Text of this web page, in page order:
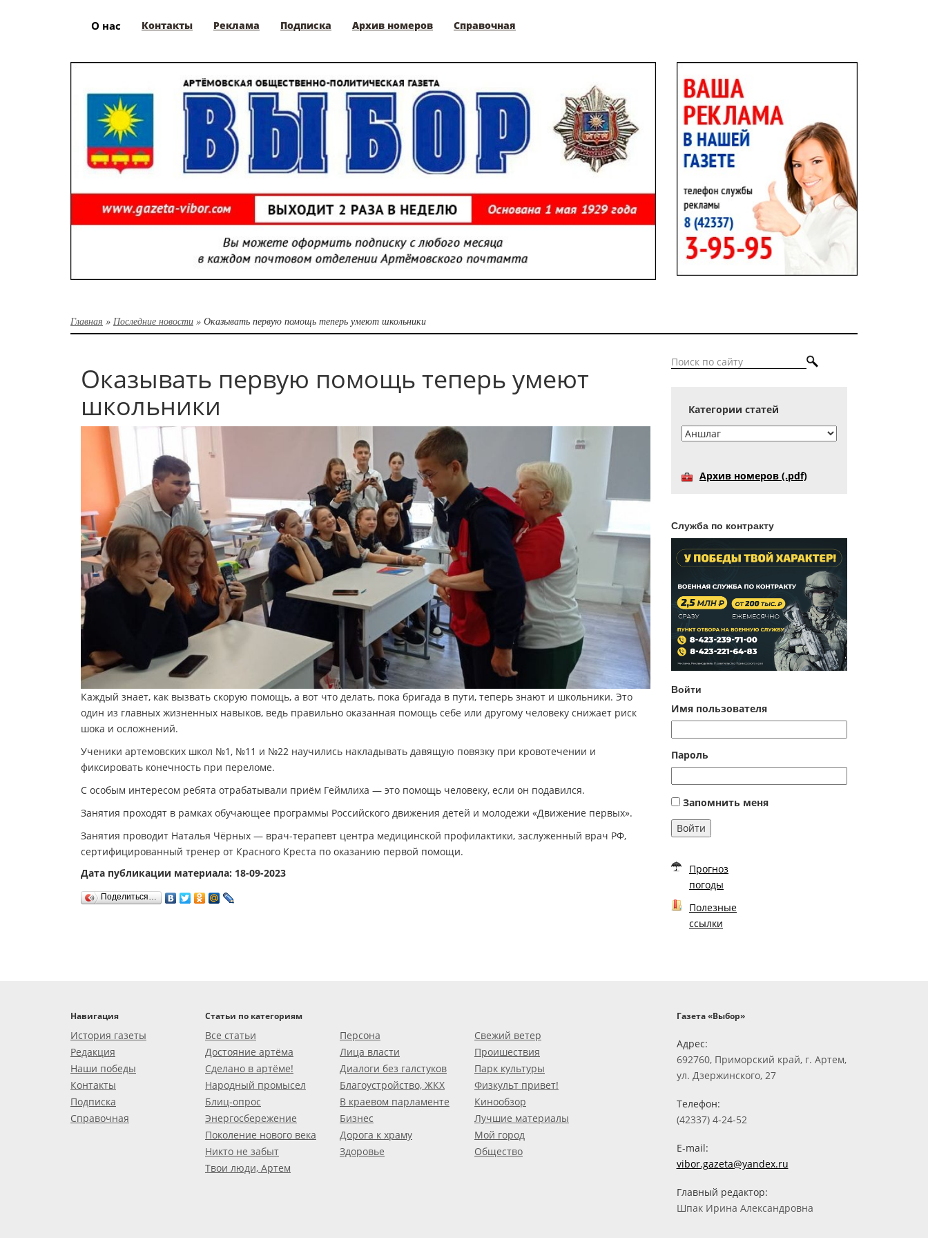
О нас Контакты Реклама Подписка Архив номеров Справочная
Главная » Последние новости » Оказывать первую помощь теперь умеют школьники
Оказывать первую помощь теперь умеют
школьники
Каждый знает, как вызвать скорую помощь, а вот что делать, пока бригада в пути, теперь знают и школьники. Это
один из главных жизненных навыков, ведь правильно оказанная помощь себе или другому человеку снижает риск
шока и осложнений.
Ученики артемовских школ №1, №11 и №22 научились накладывать давящую повязку при кровотечении и
фиксировать конечность при переломе.
С особым интересом ребята отрабатывали приём Геймлиха — это помощь человеку, если он подавился.
Занятия проходят в рамках обучающее программы Российского движения детей и молодежи «Движение первых».
Занятия проводит Наталья Чёрных — врач-терапевт центра медицинской профилактики, заслуженный врач РФ,
сертифицированный тренер от Красного Креста по оказанию первой помощи.
Дата публикации материала: 18-09-2023
Поделиться…
Категории статей
Архив номеров (.pdf)
Служба по контракту
Войти
Имя пользователя
Пароль
Запомнить меня
Войти
Прогноз
погоды
Полезные
ссылки
Навигация
История газеты
Редакция
Наши победы
Контакты
Подписка
Справочная
Статьи по категориям
Все статьи
Достояние артёма
Сделано в артёме!
Народный промысел
Блиц-опрос
Энергосбережение
Поколение нового века
Никто не забыт
Твои люди, Артем
Персона
Лица власти
Диалоги без галстуков
Благоустройство, ЖКХ
В краевом парламенте
Бизнес
Дорога к храму
Здоровье
Свежий ветер
Проишествия
Парк культуры
Физкульт привет!
Кинообзор
Лучшие материалы
Мой город
Общество
Газета «Выбор»
Адрес:
692760, Приморский край, г. Артем,
ул. Дзержинского, 27
Телефон:
(42337) 4-24-52
E-mail:
vibor.gazeta@yandex.ru
Главный редактор:
Шпак Ирина Александровна